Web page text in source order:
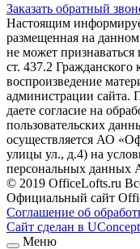
Заказать обратный
Настоящим
размещенная на данном
не может
ст. 437.2
воспроизведение
администрации сайта.
даете согласие на
пользовательских
осуществляется АО
улицы ул., д.4) на
персональных данных
© 2019 OfficeLofts.ru
Официальный сайт
Соглашение об
Сайт сделан в
Меню